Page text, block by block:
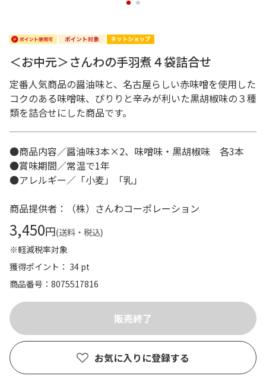
1 2
＜お中元＞さんわの手羽煮４袋詰合せ
定番人気商品の醤油味と、名古屋らしい赤味噌を使用した
コクのある味噌味、ぴりりと辛みが利いた黒胡椒味の３種
類を詰合せにした商品です。
●商品内容／醤油味3本×2、味噌味・黒胡椒味 各3本
●賞味期間／常温で1年
●アレルギー／「小麦」「乳」
商品提供者：（株）さんわコーポレーション
3,450円(送料・税込)
※軽減税率対象
獲得ポイント： 34 pt
商品番号
8075517816
お気に入りに登録する